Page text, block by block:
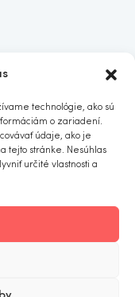
technológie, ako sú
o zariadení.
údaje, ako je
tejto stránke. Nesúhlas
určité vlastnosti a